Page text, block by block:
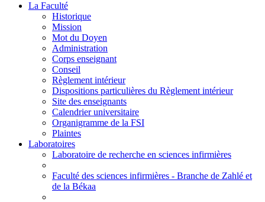
La Faculté
Historique
Mission
Mot du Doyen
Administration
Corps enseignant
Conseil
Règlement intérieur
Dispositions particulières du Règlement intérieur
Site des enseignants
Calendrier universitaire
Organigramme de la FSI
Plaintes
Laboratoires
Laboratoire de recherche en sciences infirmières
Faculté des sciences infirmières - Branche de Zahlé et
de la Békaa